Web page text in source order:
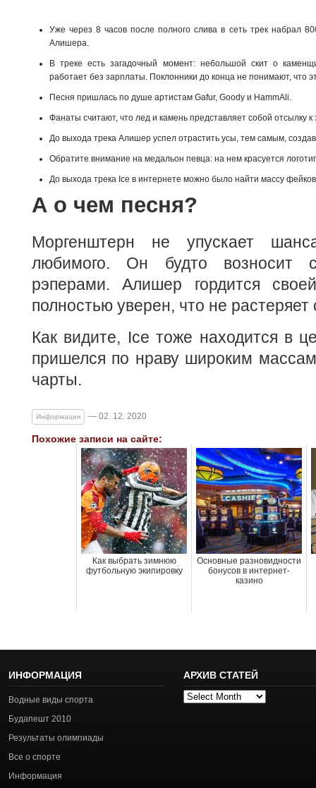
Уже через 8 часов после полного слива в сеть трек набрал
Алишера.
В треке есть загадочный момент: небольшой скит о
работает без зарплаты. Поклонники до конца не понимают, что
Песня пришлась по душе артистам Gafur, Goody и HammAli.
Фанаты считают, что лед и камень представляет собой отсылку
До выхода трека Алишер успел отрастить усы, тем самым, создав
Обратите внимание на медальон певца: на нем красуется
До выхода трека Ice в интернете можно было найти массу
А о чем песня?
Моргенштерн не упускает
любимого. Он будто возносит
рэперами. Алишер гордится
полностью уверен, что не растеряет
Как видите, Ice тоже находится в
пришелся по нраву широким
чарты.
Информация — 02. 12. 2020
Похожие записи на сайте:
Как выбрать зимнюю
футбольную экипировку
Основные разновидности
бонусов в интернет-
казино
ИНФОРМАЦИЯ
Водные виды спорта
Будапешт 2010
Результаты олимпиады
Все о спорте
Информация
АРХИВ СТАТЕЙ
Архив